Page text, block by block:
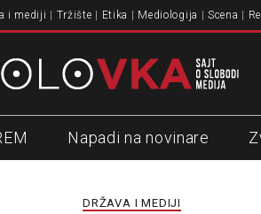
i mediji Tržište Etika Mediologija Scena
Napadi na novinare
DRŽAVA I MEDIJI